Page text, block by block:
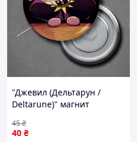
"Джевил (Дельтарун /
Deltarune)" магнит
40 ₴
45₴